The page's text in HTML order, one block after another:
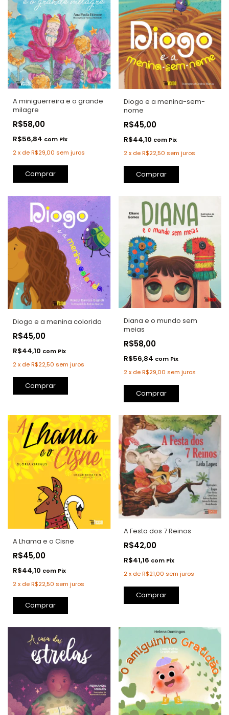
A miniguerreira e o grande
milagre
R$58,00
R$56,84 com Pix
2x deR$29,00 sem juros
Comprar
Diogo e a menina-sem-
nome
R$45,00
R$44,10 com Pix
2 x deR$22,50 sem juros
Comprar
Diogo e a menina colorida
R$45,00
R$44,10 com Pix
2x deR$22,50 sem juros
Comprar
Diana e o mundo sem
meias
R$58,00
R$56,84 com Pix
2 x deR$29,00 sem juros
Comprar
A Lhama e o Cisne
R$45,00
R$44,10 com Pix
2x deR$22,50 sem juros
Comprar
A Festa dos 7 Reinos
R$42,00
R$41,16 com Pix
2 x deR$21,00 sem juros
Comprar